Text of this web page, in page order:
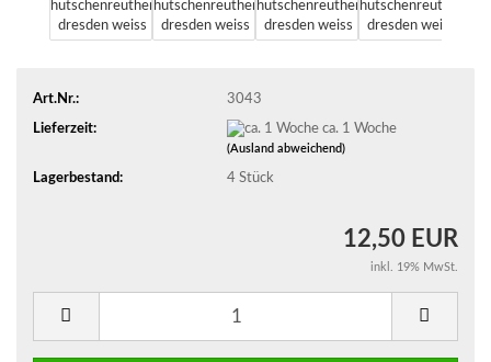
Art.Nr.: 3043
Lieferzeit: ca. 1 Woche
(Ausland abweichend)
Lagerbestand: 4 Stück
12,50 EUR
inkl. 19% MwSt.